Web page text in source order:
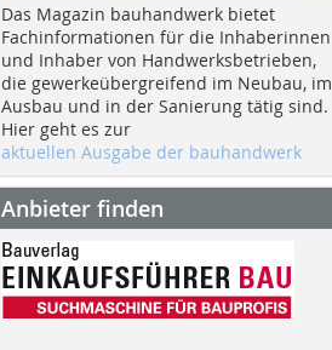
Das Magazin bauhandwerk bietet
Fachinformationen für die Inhaberinnen
und Inhaber von Handwerksbetrieben,
die gewerkeübergreifend im Neubau, im
Ausbau und in der Sanierung tätig sind.
Hier geht es zur
aktuellen Ausgabe der bauhandwerk
Anbieter finden